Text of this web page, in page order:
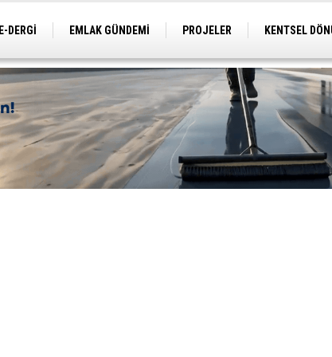
E-DERGİ EMLAK GÜNDEMİ PROJELER KENTSEL